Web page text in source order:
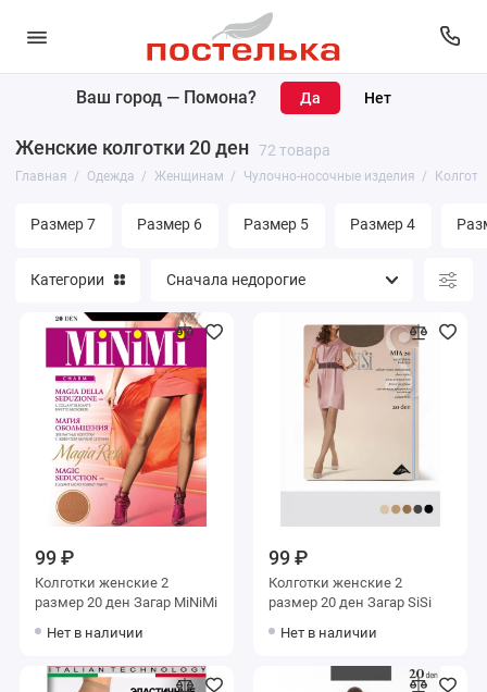
Ваш город — Помона?
Женские колготки 20 ден 72 товара
Главная Одежда Женщинам Чулочно-носочные изделия
Размер 7 Размер 6 Размер 5 Размер 4
Мужчинам
Категории
99 ₽
Колготки женские 2
размер 20 ден Загар MiNiMi
Нет в наличии
99 ₽
Колготки женские 2
размер 20 ден Загар SiSi
Нет в наличии